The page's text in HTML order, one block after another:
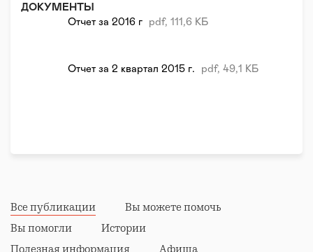
ДОКУМЕНТЫ
Отчет за 2016 г
pdf, 111,6 КБ
Отчет за 2 квартал 2015 г. pdf, 49,1 КБ
Все публикации
Вы можете помочь
Вы помогли
Истории
Полезная информация
Афиша